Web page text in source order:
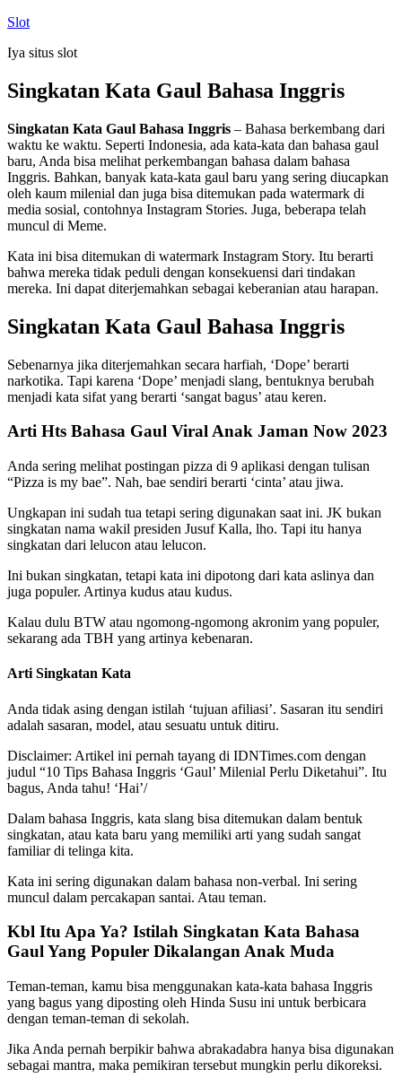
Skip
content
Slot
Iya situs slot
Singkatan Kata Gaul Bahasa Inggris
Singkatan Kata Gaul Bahasa Inggris – Bahasa berkembang dari
waktu ke waktu. Seperti Indonesia, ada kata-kata dan bahasa gaul
baru, Anda bisa melihat perkembangan bahasa dalam bahasa
Inggris. Bahkan, banyak kata-kata gaul baru yang sering diucapkan
oleh kaum milenial dan juga bisa ditemukan pada watermark di
media sosial, contohnya Instagram Stories. Juga, beberapa telah
muncul di Meme.
Kata ini bisa ditemukan di watermark Instagram Story. Itu berarti
bahwa mereka tidak peduli dengan konsekuensi dari tindakan
mereka. Ini dapat diterjemahkan sebagai keberanian atau harapan.
Singkatan Kata Gaul Bahasa Inggris
Sebenarnya jika diterjemahkan secara harfiah, ‘Dope’ berarti
narkotika. Tapi karena ‘Dope’ menjadi slang, bentuknya berubah
menjadi kata sifat yang berarti ‘sangat bagus’ atau keren.
Arti Hts Bahasa Gaul Viral Anak Jaman Now 2023
Anda sering melihat postingan pizza di 9 aplikasi dengan tulisan
“Pizza is my bae”. Nah, bae sendiri berarti ‘cinta’ atau jiwa.
Ungkapan ini sudah tua tetapi sering digunakan saat ini. JK bukan
singkatan nama wakil presiden Jusuf Kalla, lho. Tapi itu hanya
singkatan dari lelucon atau lelucon.
Ini bukan singkatan, tetapi kata ini dipotong dari kata aslinya dan
juga populer. Artinya kudus atau kudus.
Kalau dulu BTW atau ngomong-ngomong akronim yang populer,
sekarang ada TBH yang artinya kebenaran.
Arti Singkatan Kata
Anda tidak asing dengan istilah ‘tujuan afiliasi’. Sasaran itu sendiri
adalah sasaran, model, atau sesuatu untuk ditiru.
Disclaimer: Artikel ini pernah tayang di IDNTimes.com dengan
judul “10 Tips Bahasa Inggris ‘Gaul’ Milenial Perlu Diketahui”. Itu
bagus, Anda tahu! ‘Hai’/
Dalam bahasa Inggris, kata slang bisa ditemukan dalam bentuk
singkatan, atau kata baru yang memiliki arti yang sudah sangat
familiar di telinga kita.
Kata ini sering digunakan dalam bahasa non-verbal. Ini sering
muncul dalam percakapan santai. Atau teman.
Kbl Itu Apa Ya? Istilah Singkatan Kata Bahasa
Gaul Yang Populer Dikalangan Anak Muda
Teman-teman, kamu bisa menggunakan kata-kata bahasa Inggris
yang bagus yang diposting oleh Hinda Susu ini untuk berbicara
dengan teman-teman di sekolah.
Jika Anda pernah berpikir bahwa abrakadabra hanya bisa digunakan
sebagai mantra, maka pemikiran tersebut mungkin perlu dikoreksi.